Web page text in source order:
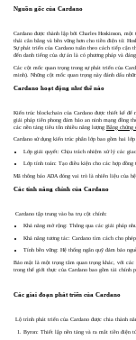
Nguồn gốc của Cardano
Cardano được thành lập bởi Charles Hoskinson, một
thái cân bằng và bền vững hơn cho tiền điện tử.
Sự phát triển của Cardano tuân theo cách tiếp cận
đến danh tiếng của dự án là có phương pháp và
Các cột mốc quan trọng trong sự phát triển của
minh). Những cột mốc quan trọng này đánh dấu
Cardano hoạt động như thế nào
Kiến trúc blockchain của Cardano được thiết kế để
giải pháp tiên phong đảm bảo an ninh mạng đồng
các nền tảng tiêu tốn nhiều năng lượng Bằng chứng
Cardano sử dụng kiến ​​trúc phân lớp bao gồm hai lớp
Lớp giải quyết: Chịu trách nhiệm xử lý các
Lớp tính toán: Tạo điều kiện cho các hợp đồng
Mã thông báo ADA đóng vai trò là nhiên liệu của
Các tính năng chính của Cardano
Cardano tập trung vào ba trụ cột chính:
Khả năng mở rộng: Thông qua các giải pháp
Khả năng tương tác: Cardano tìm cách cho
Tính bền vững: Hệ thống ngân quỹ đảm bảo
Bảo mật là một trọng tâm quan trọng khác, với các
trong thế giới thực của Cardano bao gồm tài chính
Các giai đoạn phát triển của Cardano
Lộ trình phát triển của Cardano được chia thành
Byron: Thiết lập nền tảng và ra mắt tiền điện tử